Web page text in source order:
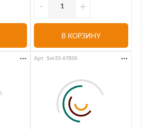
- +
В КОРЗИНУ
Арт. Sor33-67850